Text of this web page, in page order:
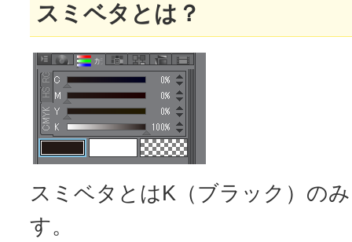
スミベタとは？
スミベタとはK（ブラック）の
す。